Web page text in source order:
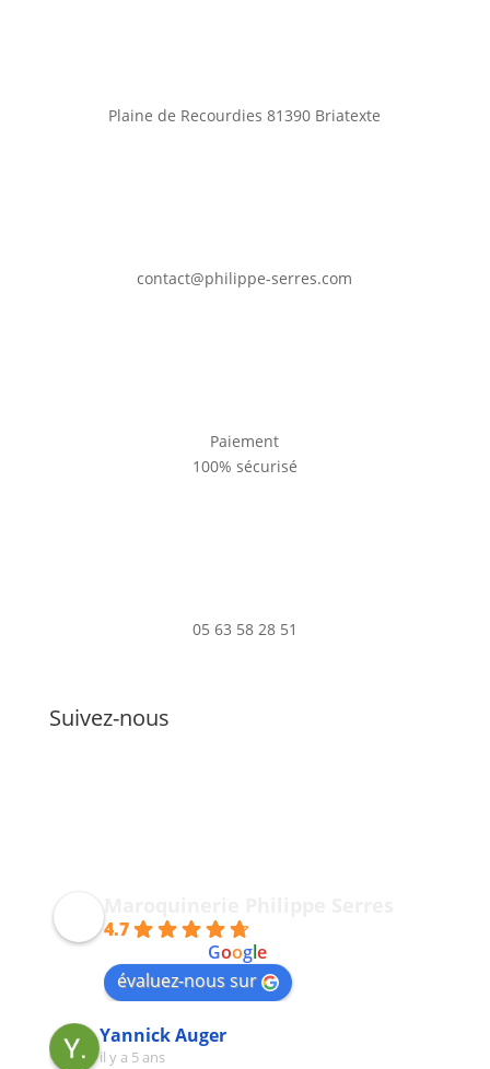
Plaine de Recourdies81390 Briatexte
contact@philippe-serres.com
Paiement
100% sécurisé
05 63 58 28 51
Suivez-nous
Maroquinerie Philippe Serres
4.7
Google
évaluez-nous sur
Yannick Auger
il y a 5 ans